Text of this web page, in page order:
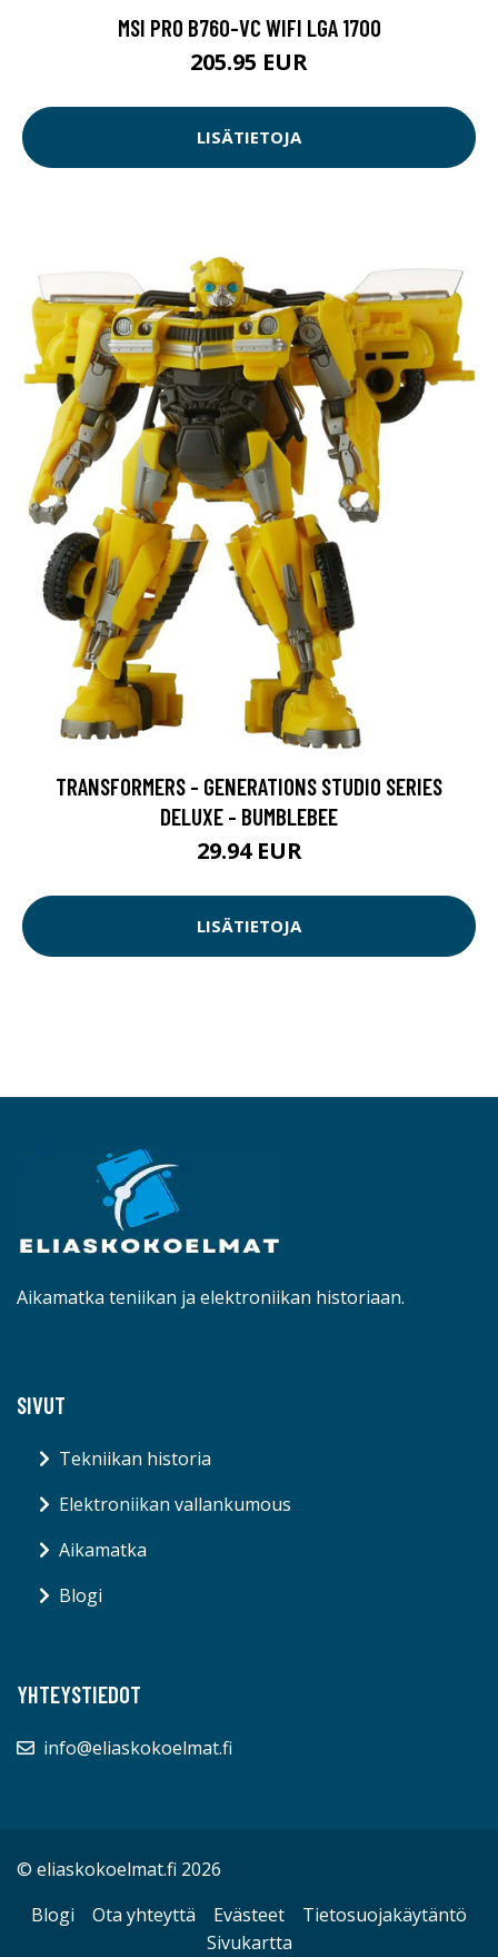
MSI PRO B760-VC WIFI LGA 1700
205.95 EUR
LISÄTIETOJA
TRANSFORMERS - GENERATIONS STUDIO SERIES
DELUXE - BUMBLEBEE
29.94 EUR
LISÄTIETOJA
Aikamatka teniikan ja elektroniikan historiaan.
SIVUT
Tekniikan historia
Elektroniikan vallankumous
Aikamatka
Blogi
YHTEYSTIEDOT
info@eliaskokoelmat.fi
© eliaskokoelmat.fi 2026
Blogi
Ota yhteyttä Evästeet
Tietosuojakäytäntö
Sivukartta